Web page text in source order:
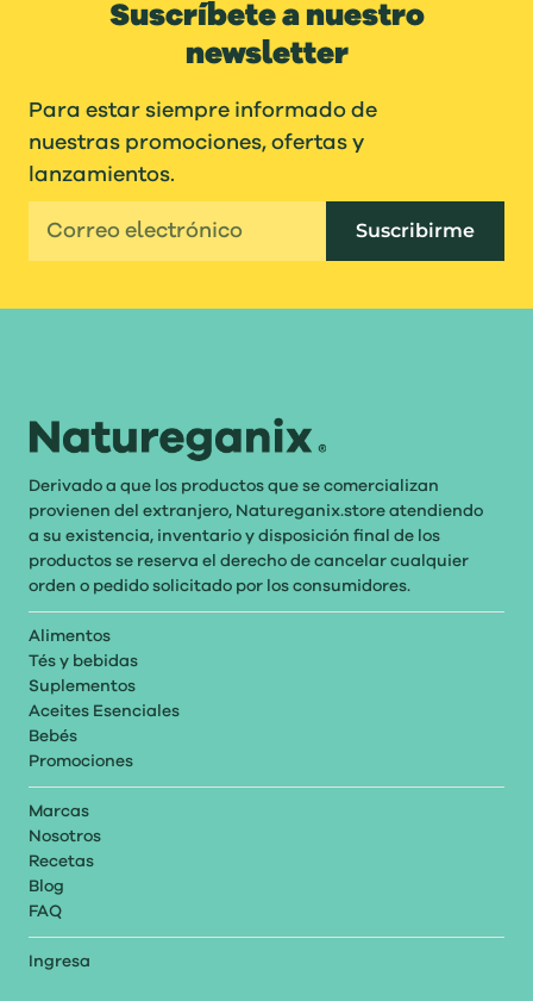
Suscríbete a nuestro
newsletter
Para estar siempre informado de
nuestras promociones, ofertas y
lanzamientos.
Suscribirme
Derivado a que los productos que se comercializan
provienen del extranjero, Natureganix.store atendiendo
a su existencia, inventario y disposición final de los
productos se reserva el derecho de cancelar cualquier
orden o pedido solicitado por los consumidores.
Alimentos
Tés y bebidas
Suplementos
Aceites Esenciales
Bebés
Promociones
Marcas
Nosotros
Recetas
Blog
FAQ
Ingresa